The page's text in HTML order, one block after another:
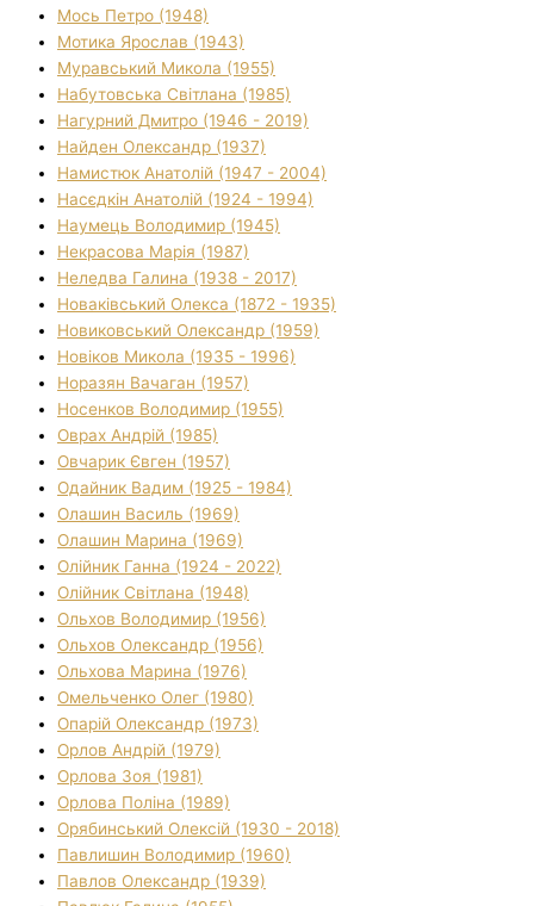
Мось Петро (1948)
Мотика Ярослав (1943)
Муравський Микола (1955)
Набутовська Світлана (1985)
Нагурний Дмитро (1946 - 2019)
Найден Олександр (1937)
Намистюк Анатолій (1947 - 2004)
Насєдкін Анатолій (1924 - 1994)
Наумець Володимир (1945)
Некрасова Марія (1987)
Неледва Галина (1938 - 2017)
Новаківський Олекса (1872 - 1935)
Новиковський Олександр (1959)
Новіков Микола (1935 - 1996)
Норазян Вачаган (1957)
Носенков Володимир (1955)
Оврах Андрій (1985)
Овчарик Євген (1957)
Одайник Вадим (1925 - 1984)
Олашин Василь (1969)
Олашин Марина (1969)
Олійник Ганна (1924 - 2022)
Олійник Світлана (1948)
Ольхов Володимир (1956)
Ольхов Олександр (1956)
Ольхова Марина (1976)
Омельченко Олег (1980)
Опарій Олександр (1973)
Орлов Андрій (1979)
Орлова Зоя (1981)
Орлова Поліна (1989)
Орябинський Олексій (1930 - 2018)
Павлишин Володимир (1960)
Павлов Олександр (1939)